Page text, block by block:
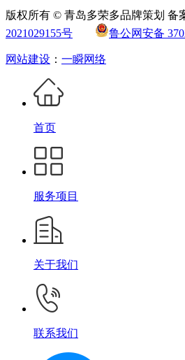
版权所有 © 青岛多荣多品牌策划 备
2021029155号
鲁公网安备
网站建设 ： 一瞬网络
首页
服务项目
关于我们
联系我们